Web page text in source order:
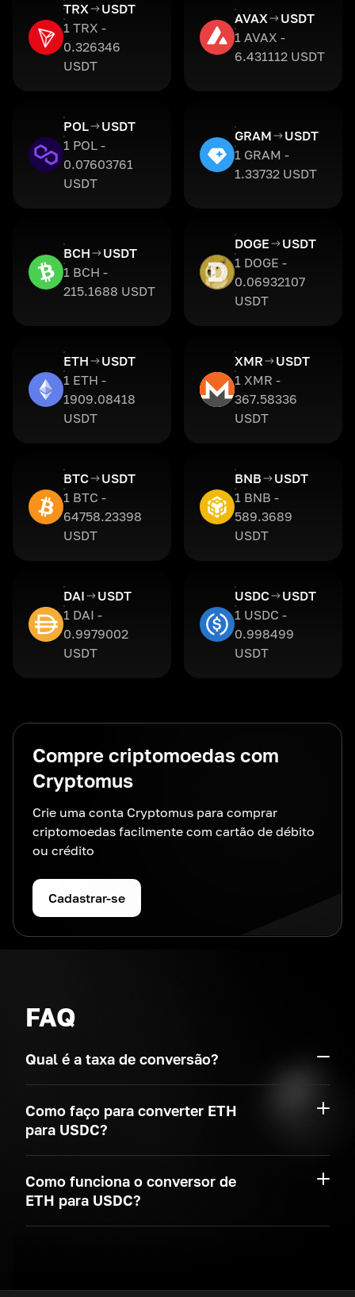
TRX
USDT
1 TRX -
0.326346
USDT
AVAX
USDT
1 AVAX -
6.431112 USDT
POL
USDT
1 POL -
0.07603761
USDT
GRAM
USDT
1 GRAM -
1.33732 USDT
BCH
USDT
1 BCH -
215.1688 USDT
DOGE
USDT
1 DOGE -
0.06932107
USDT
ETH
USDT
1 ETH -
1909.08418
USDT
XMR
USDT
1 XMR -
367.58336
USDT
BTC
USDT
1 BTC -
64758.23398
USDT
BNB
USDT
1 BNB -
589.3689
USDT
DAI
USDT
1 DAI -
0.9979002
USDT
USDC
USDT
1 USDC -
0.998499
USDT
Compre criptomoedas com
Cryptomus
Crie uma conta Cryptomus para comprar
criptomoedas facilmente com cartão de débito
ou crédito
Cadastrar-se
FAQ
Qual é a taxa de conversão?
Como faço para converter ETH
para USDC?
Como funciona o conversor de
ETH para USDC?